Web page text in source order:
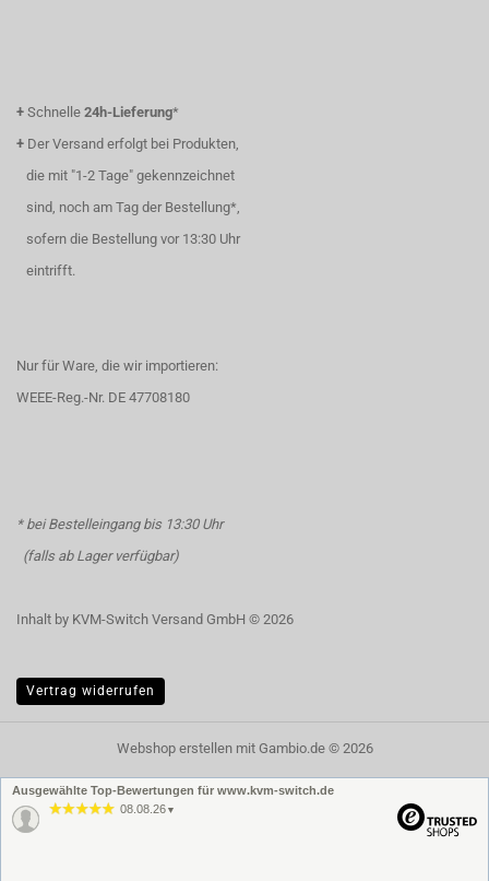
+ Schnelle 24h-Lieferung*
+ Der Versand erfolgt bei Produkten,
die mit "1-2 Tage" gekennzeichnet
sind, noch am Tag der Bestellung*,
sofern die Bestellung vor 13:30 Uhr
eintrifft.
Nur für Ware, die wir importieren:
WEEE-Reg.-Nr. DE 47708180
* bei Bestelleingang bis 13:30 Uhr
(falls ab Lager verfügbar)
Inhalt by KVM-Switch Versand GmbH © 2026
Vertrag widerrufen
Webshop erstellenmit Gambio.de © 2026
Ausgewählte Top-Bewertungen für www.kvm-switch.de
08.08.26 ▼